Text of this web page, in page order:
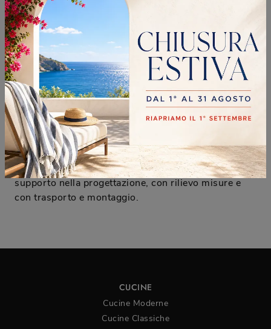
composizioni arredativein laccato lucido
in showroom, disegnate per trovare soluzioni alle
richieste personali. Le composizioni arredative
personalizzano gli spazi indoor, per questo bisogna
valutare con cura gli arredamenti. Proponiamo una
vasta scelta di prodotti in diverse finiture belle da
vedere, tra cui puoi valutare pure molteplici Mobili
sospesiin laccato lucido
. Se desideri soluzioni
arredative conMobili sospesinelle diverse finiture
belle e resistenti, non farti scappare l'occasione di
visitarci. Con lo scopo di garantire la totale
soddisfazione per laclientela, diamo unservizio di
supporto nella progettazione, con rilievo misure e
con trasporto e montaggio.
CUCINE
Cucine Moderne
Cucine Classiche